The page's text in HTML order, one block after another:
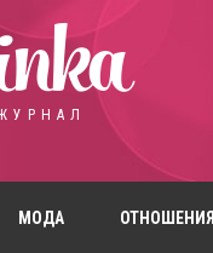
МОДА ОТНОШЕНИЯ